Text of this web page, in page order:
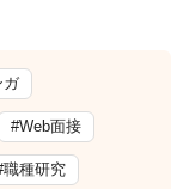
ガ
#Web面接
職種研究